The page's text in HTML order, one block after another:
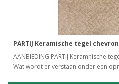
PARTIJ Keramische tegel
AANBIEDING PARTIJ Keramnische
Wat wordt er verstaan onder een